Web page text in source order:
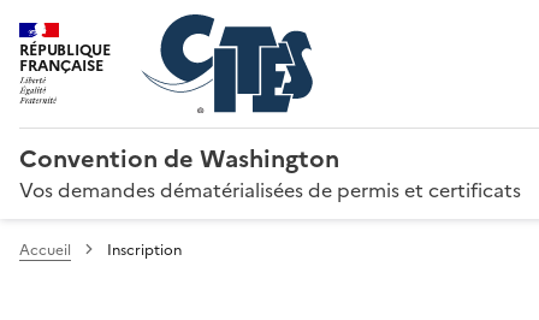
RÉPUBLIQUE
FRANÇAISE
Convention de Washington
Vos demandes dématérialisées de permis et certificats
Accueil Inscription